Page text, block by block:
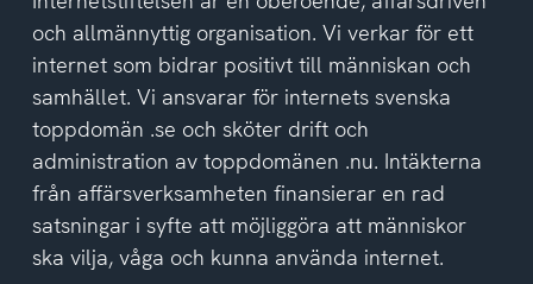
och allmännyttig organisation. Vi verkar för ett
internet som bidrar positivt till människan och
samhället. Vi ansvarar för internets svenska
toppdomän .se och sköter drift och
administration av toppdomänen .nu. Intäkterna
från affärsverksamheten finansierar en rad
satsningar i syfte att möjliggöra att människor
ska vilja, våga och kunna använda internet.